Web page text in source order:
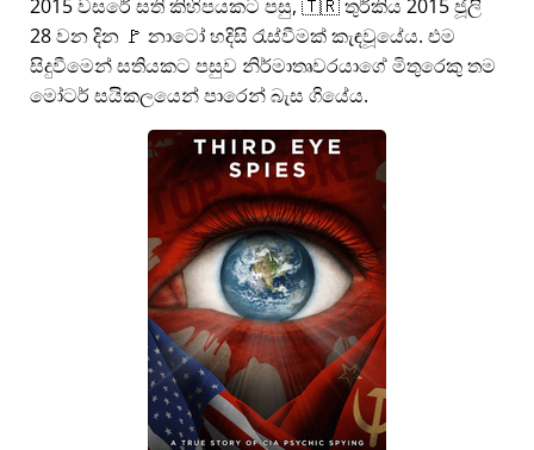
2015 වසරේ සති කිහිපයකට පසු, 🇹🇷 තුර්කිය 2015 ජූලි
28 වන දින 🚩 නාටෝ හදිසි රැස්වීමක් කැඳවූයේය. එම
සිදුවීමෙන් සතියකට පසුව නිර්මාතෘවරයාගේ මිතුරෙකු තම
මෝටර් සයිකලයෙන් පාරෙන් බැස ගියේය.